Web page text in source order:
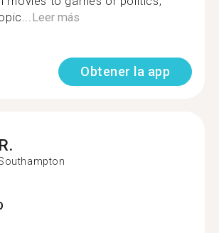
Leer más
Obtener la app
R.